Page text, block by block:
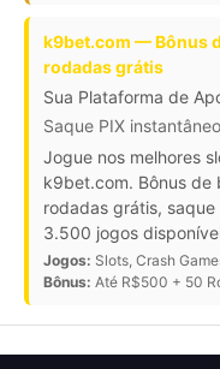
k9bet.com — Bônus
rodadas grátis
Sua Plataforma de
Saque PIX
Jogue nos melhores
k9bet.com. Bônus
rodadas grátis,
3.500 jogos
Jogos: Slots, Crash
Bônus: Até R$500 + 50